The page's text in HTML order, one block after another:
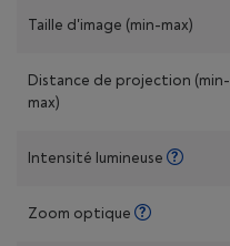
Taille d'image (min-max)
Distance de projection (min-
max)
Intensité lumineuse
Zoom optique